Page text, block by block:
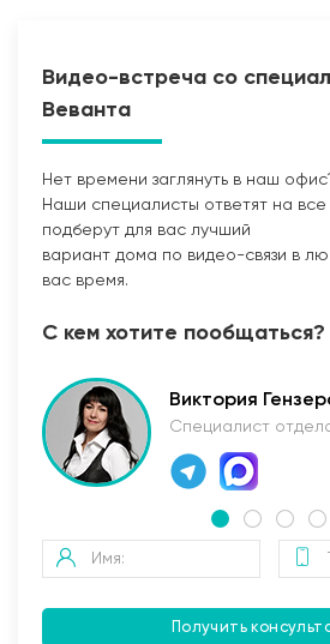
Стены и перегородки дома
1. Наружные и внутренние
блоков, кирпича (в зависимости
также подбирается исходя из
прочностных характеристик и
2. Устройство монолитного
12 AIII, поперечные каркасы из
кровельной системы
строительстве возможно
Видео-встреча со
Веванта
Нет времени заглянуть в наш
Наши специалисты ответят на
подберут для вас лучший
вариант дома по видео-связи в
вас время.
С кем хотите пообщаться?
Виктория
Специалист
Получить